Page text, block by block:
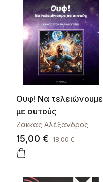
Ουφ! Να τελειώνουμε
με αυτούς
Ζάκκας Αλέξανδρος
15,00 € 18,00€